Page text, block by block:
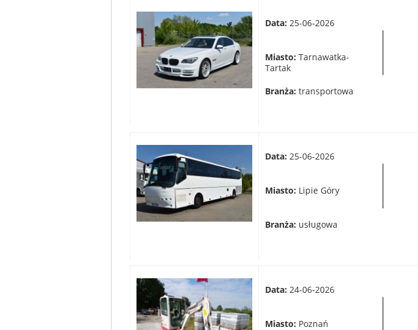
Data: 25-06-2026
Miasto: Tarnawatka-
Tartak
Branża: transportowa
Data: 25-06-2026
Miasto: Lipie Góry
Branża: usługowa
Data: 24-06-2026
Miasto: Poznań